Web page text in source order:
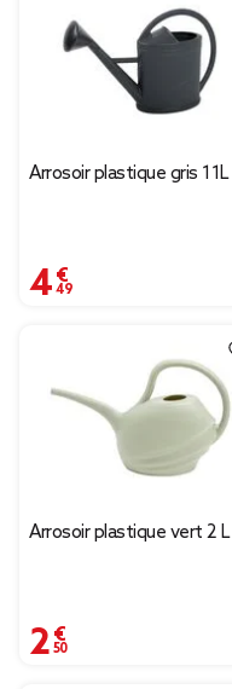
Arrosoir plastique gris 11L
4,49 €
Arrosoir plastique vert 2 L
2,50 €